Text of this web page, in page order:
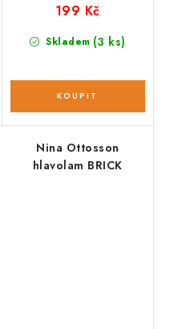
Skladem (3 ks)
199 Kč
Nina Ottosson
hlavolam BRICK